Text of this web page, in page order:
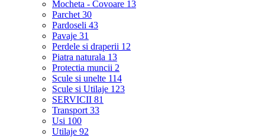
Mocheta - Covoare 13
Parchet 30
Pardoseli 43
Pavaje 31
Perdele si draperii 12
Piatra naturala 13
Protectia muncii 2
Scule si unelte 114
Scule si Utilaje 123
SERVICII 81
Transport 33
Usi 100
Utilaje 92